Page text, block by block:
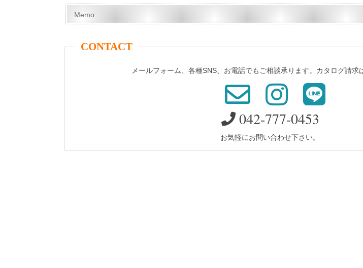
Memo
CONTACT
メールフォーム、各種SNS、お電話でもご相談承ります。カタログ請求
042-777-0453
お気軽にお問い合わせ下さい。